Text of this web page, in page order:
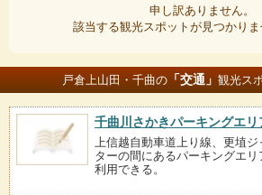
申し訳ありません。
該当する観光スポットが見つかりま
戸倉上山田・千曲の 「交通」 観光ス
千曲川さかきパーキングエリ
上信越自動車道上り線、更埴
ターの間にあるパーキングエ
利用できる。